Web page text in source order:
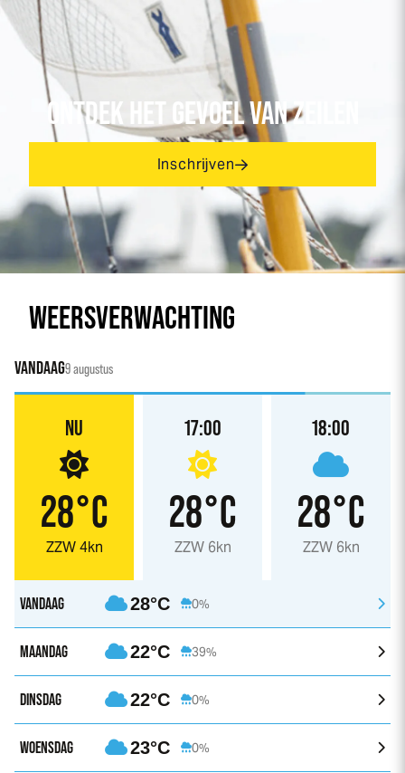
ONTDEK HET GEVOEL VAN ZEILEN
Inschrijven
WEERSVERWACHTING
VANDAAG9 augustus
NU
28°C
ZZW 4kn
17:00
28°C
ZZW 6kn
18:00
28°C
ZZW 6kn
VANDAAG 28°C 0%
MAANDAG 22°C 39%
DINSDAG 22°C 0%
WOENSDAG 23°C 0%